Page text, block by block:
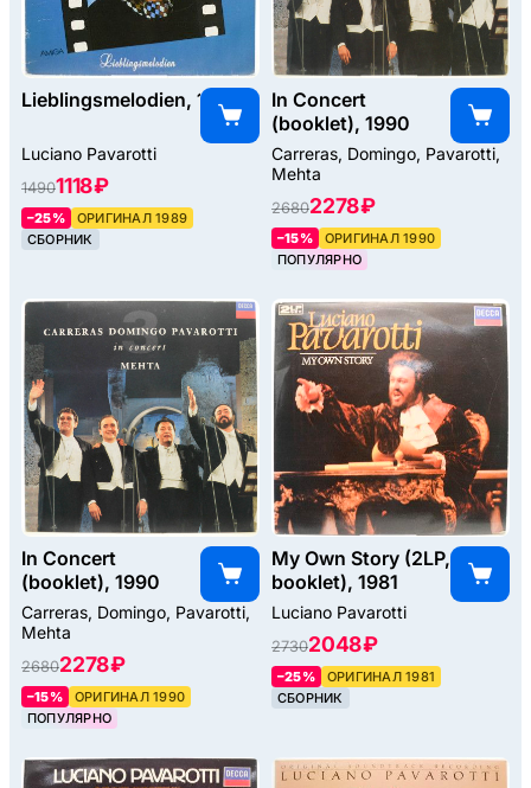
Lieblingsmelodien, 1989
Luciano Pavarotti
14901118 ₽
–25%
ОРИГИНАЛ 1989
СБОРНИК
In Concert
(booklet), 1990
Carreras, Domingo, Pavarotti,
Mehta
26802278 ₽
–15%
ОРИГИНАЛ 1990
ПОПУЛЯРНО
In Concert
(booklet), 1990
Carreras, Domingo, Pavarotti,
Mehta
26802278 ₽
–15%
ОРИГИНАЛ 1990
ПОПУЛЯРНО
My Own Story (2LP,
booklet), 1981
Luciano Pavarotti
27302048 ₽
–25%
ОРИГИНАЛ 1981
СБОРНИК